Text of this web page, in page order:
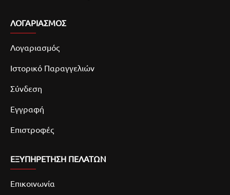
ΛΟΓΑΡΙΑΣΜΌΣ
Λογαριασμός
Ιστορικό Παραγγελιών
Σύνδεση
Εγγραφή
Επιστροφές
ΕΞΥΠΗΡΕΤΗΣΗ ΠΕΛΑΤΩΝ
Επικοινωνία